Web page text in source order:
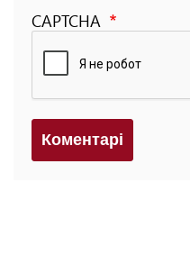
CAPTCHA
Коментарi